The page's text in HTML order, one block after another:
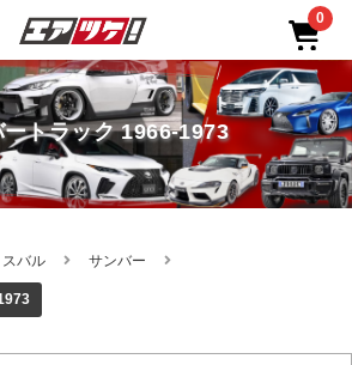
0
ートラック 1966-1973
スバル サンバー